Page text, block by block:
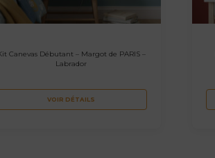
Canevas Débutant – Margot de PARIS –
Labrador
VOIR DÉTAILS